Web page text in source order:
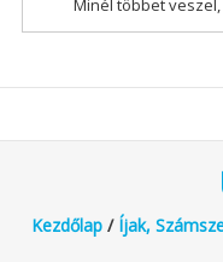
Minél többet
Kezdőlap/ Íjak,